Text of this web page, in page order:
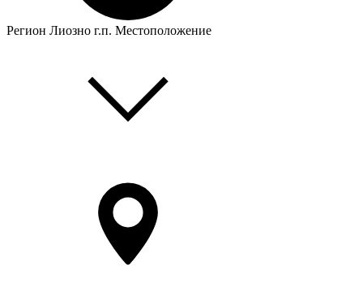
Регион Лиозно г.п. Местоположение